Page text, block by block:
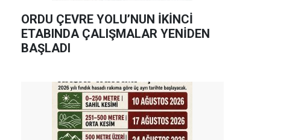
ORDU ÇEVRE YOLU’NUN İKİNCİ
ETABINDA ÇALIŞMALAR YENİDEN
BAŞLADI